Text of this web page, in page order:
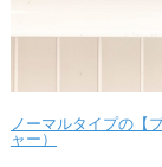
ノーマルタイプの【
ャー）